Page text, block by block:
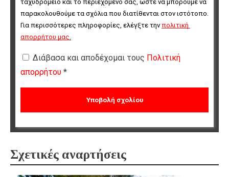
ταχυδρομείο και το περιεχόμενό σας, ώστε να μπορούμε να
παρακολουθούμε τα σχόλια που διατίθενται στον ιστότοπο.
Για περισσότερες πληροφορίες, ελέγξτε την πολιτική
απορρήτου μας
Διάβασα και αποδέχομαι τους Πολιτική
απορρήτου *
Σχετικές αναρτήσεις